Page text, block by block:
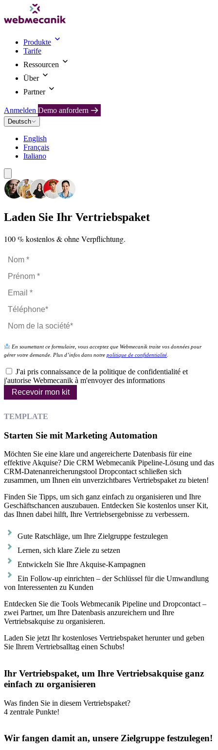
Produkte
Tarife
Ressourcen
Über
Partner
Anmelden Demo anfordern
Deutsch
English
Français
Italiano
Laden Sie Ihr Vertriebspaket
100 % kostenlos & ohne Verpflichtung.
En soumettant ce formulaire, vous acceptez que Webmecanik traite vos données pour
gérer votre demande. Plus d’infos dans notre politique de confidentialité
J'ai pris connaissance de la politique de confidentialité et
j'autorise Webmecanik à m'envoyer des informations
Recevoir mon kit
TEMPLATE
Starten Sie mit Marketing Automation
Möchten Sie eine klare und angereicherte Datenbasis für eine
effektive Akquise? Die CRM Webmecanik Pipeline-Lösung und das
CRM-Datenanreicherungstool Dropcontact schließen sich
zusammen, um Ihnen ein unverzichtbares Vertriebspaket zu bieten!
Finden Sie Tipps, um sich ganz einfach zu organisieren und Ihre
Geschäftschancen auszubauen. Entdecken Sie kostenlos unser Kit,
das Ihnen dabei hilft, Ihre Vertriebsergebnisse zu verbessern.
Gute Ratschläge, um Ihre Zielgruppe festzulegen
Lernen, sich klare Ziele zu setzen
Entwickeln Sie Ihre Akquise-Kampagnen
Ein Follow-up einrichten – der Schlüssel für die Umwandlung
von Interessenten zu Kunden
Entdecken Sie die Tools Webmecanik Pipeline und Dropcontact –
zwei Partner, um Ihre Datenbasis anzureichern und Ihre
Vertriebsakquise zu organisieren.
Laden Sie jetzt Ihr kostenloses Vertriebspaket herunter und geben
Sie Ihrem Vertriebsalltag einen Schubs!
Ihr Vertriebspaket, um Ihre Vertriebsakquise ganz
einfach zu organisieren
Was finden Sie in diesem Vertriebspaket?
4 zentrale Punkte!
Wir fangen damit an, unsere Zielgruppe festzulegen!